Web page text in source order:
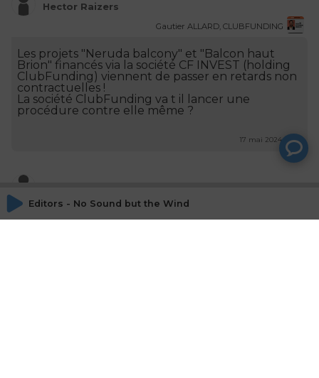
Hector Raizers
Gautier ALLARD, CLUBFUNDING
Les projets "Neruda balcony" et "Balcon haut
Brion" financés via la société CF INVEST (holding
ClubFunding) viennent de passer en retards non
contractuelles !
La société ClubFunding va t il lancer une
procédure contre elle même ?
17 mai 2024 - 7:55
Jean-Louis PICOLLO, ANACOFI
Editors - No Sound but the Wind